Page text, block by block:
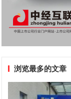
浏览最多的文章